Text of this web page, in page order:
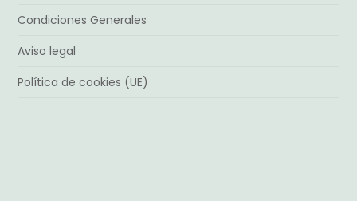
Condiciones Generales
Aviso legal
Política de cookies (UE)